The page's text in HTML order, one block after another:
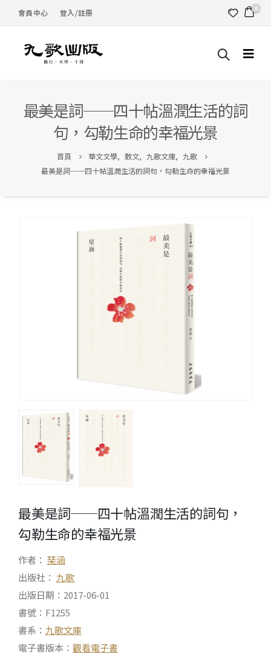
會員中心 登入/註冊 0
最美是詞──四十帖溫潤生活的詞
句，勾勒生命的幸福光景
首頁 華文文學, 散文, 九歌文庫, 九歌
最美是詞──四十帖溫潤生活的詞句，勾勒生命的幸福光景
最美是詞──四十帖溫潤生活的詞句，
勾勒生命的幸福光景
作者： 琹涵
出版社： 九歌
出版日期：2017-06-01
書號：F1255
書系： 九歌文庫
電子書版本： 觀看電子書